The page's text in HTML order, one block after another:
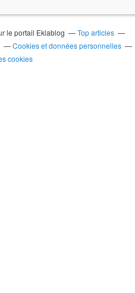
le portail Eklablog
Top articles
Cookies et données personnelles
cookies